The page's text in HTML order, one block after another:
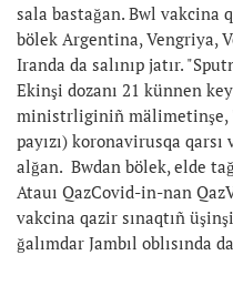
sala bastağan. Bwl vakcina
bölek Argentina, Vengriya,
Iranda da salınıp jatır.
Ekinşi dozanı 21 künnen
ministrliginiñ mälimetinşe,
payızı) koronavirusqa
alğan. Bwdan bölek, elde
Atauı QazCovid-in-nan
vakcina qazir sınaqtıñ
ğalımdar Jambıl oblısında